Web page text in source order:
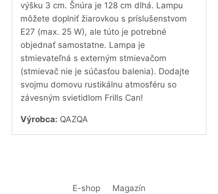
výšku 3 cm. Šnúra je 128 cm dlhá. Lampu
môžete doplniť žiarovkou s príslušenstvom
E27 (max. 25 W), ale túto je potrebné
objednať samostatne. Lampa je
stmievateľná s externým stmievačom
(stmievač nie je súčasťou balenia). Dodajte
svojmu domovu rustikálnu atmosféru so
závesným svietidlom Frills Can!
Výrobca: QAZQA
E-shop Magazín